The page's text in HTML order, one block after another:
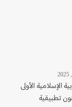
الإسلامية الأولى
تطبيقية